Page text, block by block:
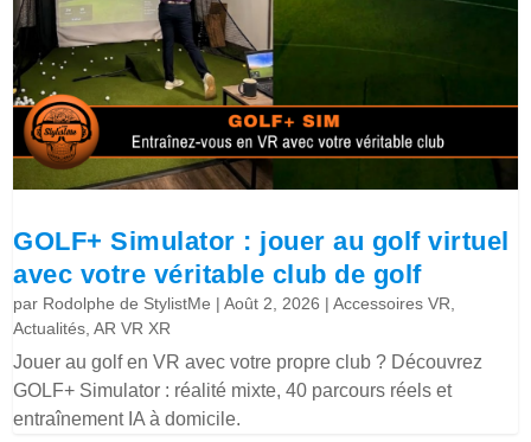
GOLF+ Simulator : jouer au golf virtuel
avec votre véritable club de golf
par Rodolphe de StylistMe |Août 2, 2026 |Accessoires VR,
Actualités,AR VR XR
Jouer au golf en VR avec votre propre club ? Découvrez
GOLF+ Simulator : réalité mixte, 40 parcours réels et
entraînement IA à domicile.